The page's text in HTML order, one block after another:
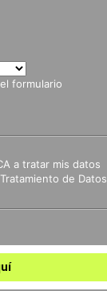
formulario
a tratar mis datos
de Datos